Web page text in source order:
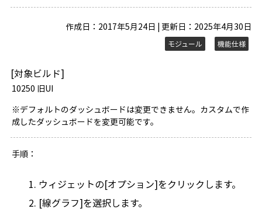
作成日：2017年5月24日 | 更新日：2025年4月30日
モジュール 機能仕様
[対象ビルド]
10250 旧UI
※デフォルトのダッシュボードは変更できません。カスタムで作
成したダッシュボードを変更可能です。
手順：
ウィジェットの[オプション]をクリックします。
[線グラフ]を選択します。